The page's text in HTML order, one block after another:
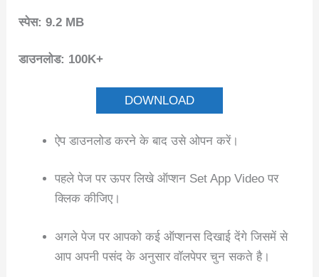
स्पेस: 9.2 MB
डाउनलोड: 100K+
DOWNLOAD
ऐप डाउनलोड करने के बाद उसे ओपन करें।
पहले पेज पर ऊपर लिखे ऑप्शन Set App Video पर
क्लिक कीजिए।
अगले पेज पर आपको कई ऑप्शनस दिखाई देंगे जिसमें से
आप अपनी पसंद के अनुसार वॉलपेपर चुन सकते है।